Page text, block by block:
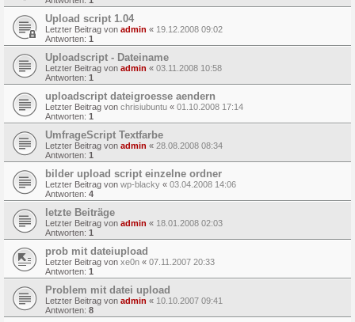
Upload script 1.04
Letzter Beitrag von admin « 19.12.2008 09:02
Antworten: 1
Uploadscript - Dateiname
Letzter Beitrag von admin « 03.11.2008 10:58
Antworten: 1
uploadscript dateigroesse aendern
Letzter Beitrag von chrisiubuntu « 01.10.2008 17:14
Antworten: 1
UmfrageScript Textfarbe
Letzter Beitrag von admin « 28.08.2008 08:34
Antworten: 1
bilder upload script einzelne ordner
Letzter Beitrag von wp-blacky « 03.04.2008 14:06
Antworten: 4
letzte Beiträge
Letzter Beitrag von admin « 18.01.2008 02:03
Antworten: 1
prob mit dateiupload
Letzter Beitrag von xe0n « 07.11.2007 20:33
Antworten: 1
Problem mit datei upload
Letzter Beitrag von admin « 10.10.2007 09:41
Antworten: 8